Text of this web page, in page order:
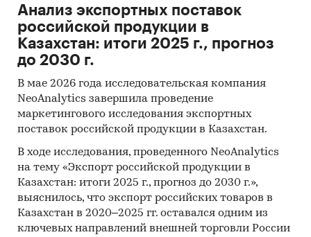
Анализ экспортных поставок
российской продукции в
Казахстан: итоги 2025 г., прогноз
до 2030 г.
В мае 2026 года исследовательская компания
NeoAnalytics завершила проведение
маркетингового исследования экспортных
поставок российской продукции в Казахстан.
В ходе исследования, проведенного NeoAnalytics
на тему «Экспорт российской продукции в
Казахстан: итоги 2025 г., прогноз до 2030 г.»,
выяснилось, что экспорт российских товаров в
Казахстан в 2020–2025 гг. оставался одним из
ключевых направлений внешней торговли России